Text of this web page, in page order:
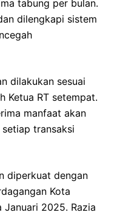
tabung per bulan.
dilengkapi sistem
dilakukan sesuai
Ketua RT setempat.
manfaat akan
transaksi
diperkuat dengan
Kota
Januari 2025. Razia